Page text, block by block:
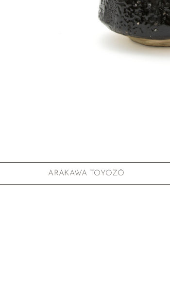
Zum Anfang der Bildgalerie springen
ARAKAWA TOYOZŌ